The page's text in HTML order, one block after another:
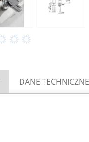
DANE TECHNICZNE